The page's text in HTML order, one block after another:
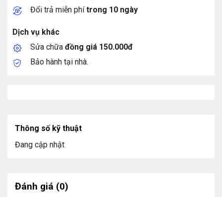
Đổi trả miễn phítrong 10 ngày
Dịch vụ khác
Sửa chữa đồng giá 150.000đ
Bảo hành tại nhà.
Thông số kỹ thuật
Đang cập nhật
Đánh giá (0)